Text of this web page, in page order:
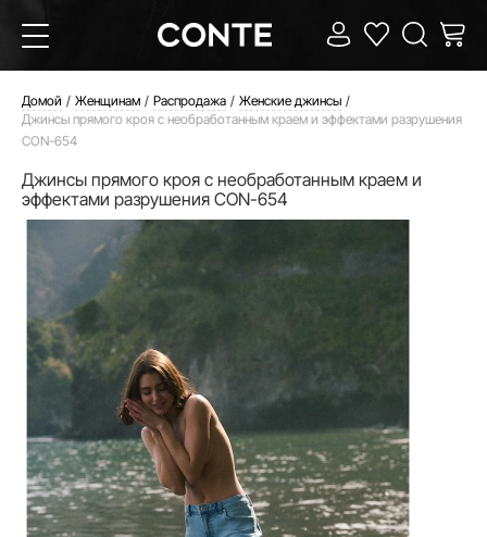
Домой Женщинам Распродажа
Женские джинсы
Джинсы прямого кроя с необработанным краем и эффектами разрушения
CON-654
Джинсы прямого кроя с необработанным краем и
эффектами разрушения CON-654